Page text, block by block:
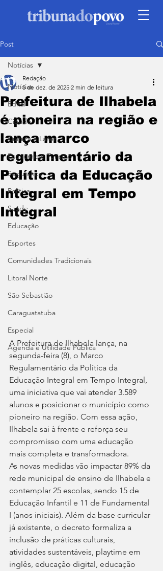
Post
Notícias
Edital
Cidade
Cultura e Lazer
Economia e Turismo
Segurança
Política
Saúde
Educação
Esportes
Comunidades Tradicionais
Litoral Norte
São Sebastião
Caraguatatuba
Especial
Agenda e Utilidade Pública
Notícias
Prefeitura de Ilhabela
é pioneira na região e
lança marco
regulamentário da
Política da Educação
Integral em Tempo
Integral
Redação
5 de dez. de 2025 2 min de leitura
A Prefeitura de Ilhabela lança, na
segunda-feira (8), o Marco
Regulamentário da Política da
Educação Integral em Tempo Integral,
uma iniciativa que vai atender 3.589
alunos e posicionar o município como
pioneiro na região. Com essa ação,
Ilhabela sai à frente e reforça seu
compromisso com uma educação
mais completa e transformadora.
As novas medidas vão impactar 89% da
rede municipal de ensino de Ilhabela e
contemplar 25 escolas, sendo 15 de
Educação Infantil e 11 de Fundamental
I (anos iniciais). Além da base curricular
já existente, o decreto formaliza a
inclusão de práticas culturais,
atividades sustentáveis, playtime em
inglês, educação digital, educação